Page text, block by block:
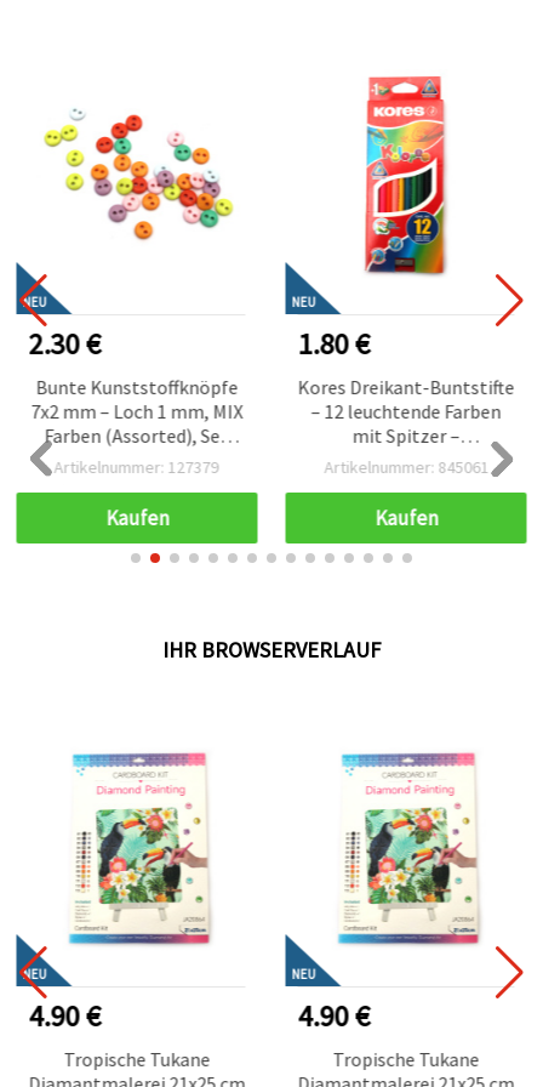
NEU
2.30 €
Bunte Kunststoffknöpfe
7x2 mm – Loch 1 mm, MIX
Farben (Assorted), Set
mit 60 Stück für Nähen,
Scrapbooking & kreative
DIY-Bastelprojekte
Artikelnummer: 127379
Kaufen
NEU
1.80 €
Kores Dreikant-Buntstifte
– 12 leuchtende Farben
mit Spitzer –
ergonomisches Design für
komfortablen Griff &
gleichmäßiges Ausmalen,
ideal für Schule, Basteln &
Zeichnen
Artikelnummer: 845061
Kaufen
IHR BROWSERVERLAUF
NEU
4.90 €
Tropische Tukane
NEU
4.90 €
Tropische Tukane